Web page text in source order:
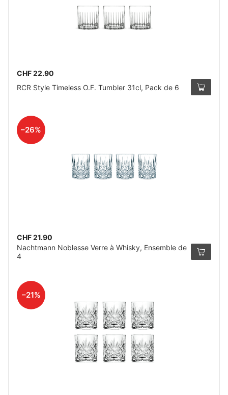
CHF 22.90
RCR Style Timeless O.F. Tumbler 31cl, Pack de 6
–26%
CHF 21.90
Nachtmann Noblesse Verre à Whisky, Ensemble de
4
–21%